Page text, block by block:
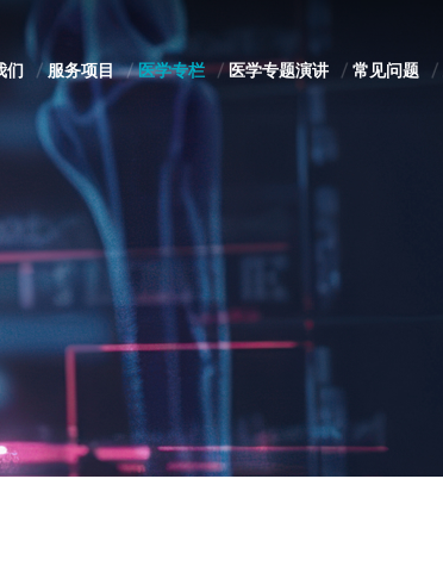
们 服务项目 医学专栏 医学专题演讲 常见问题